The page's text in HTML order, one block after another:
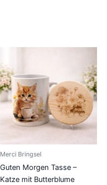
Merci Bringsel
Guten Morgen Tasse –
Katze mit Butterblume